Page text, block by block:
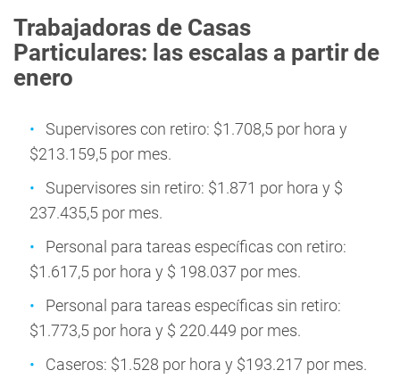
Trabajadoras de Casas
Particulares: las escalas a partir de
enero
Supervisores con retiro: $1.708,5 por hora y
$213.159,5 por mes.
Supervisores sin retiro: $1.871 por hora y $
237.435,5 por mes.
Personal para tareas específicas con retiro:
$1.617,5 por hora y $ 198.037 por mes.
Personal para tareas específicas sin retiro:
$1.773,5 por hora y $ 220.449 por mes.
Caseros: $1.528 por hora y $193.217 por mes.